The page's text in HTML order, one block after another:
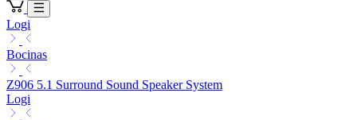
Logi
Bocinas
Z906 5.1 Surround Sound Speaker System
Logi